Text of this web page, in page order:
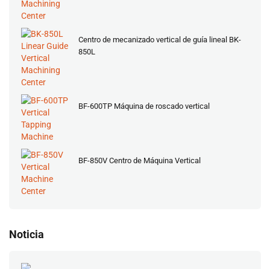
Centro de mecanizado vertical de guía lineal BK-
850L
BF-600TP Máquina de roscado vertical
BF-850V Centro de Máquina Vertical
Noticia